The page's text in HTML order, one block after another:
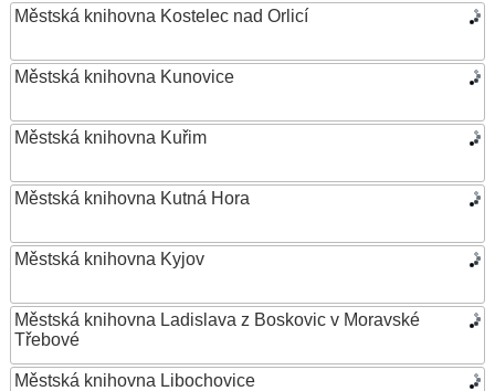
Městská knihovna Kostelec nad Orlicí
Městská knihovna Kunovice
Městská knihovna Kuřim
Městská knihovna Kutná Hora
Městská knihovna Kyjov
Městská knihovna Ladislava z Boskovic v Moravské
Třebové
Městská knihovna Libochovice